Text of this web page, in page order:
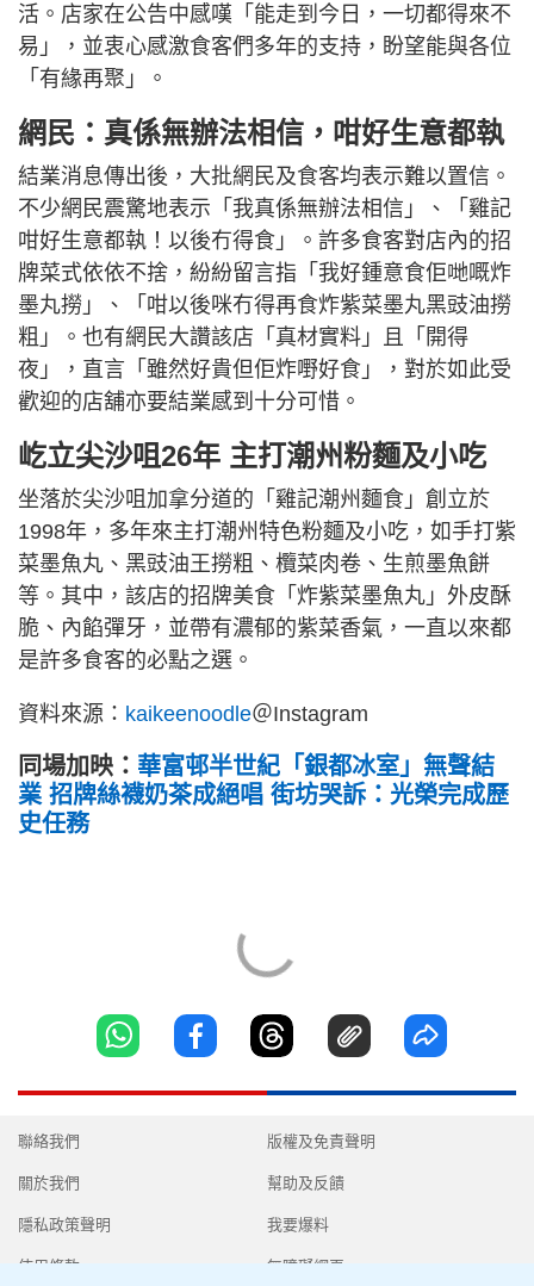
活。店家在公告中感嘆「能走到今日，一切都得來不
易」，並衷心感激食客們多年的支持，盼望能與各位
「有緣再聚」。
網民：真係無辦法相信，咁好生意都執
結業消息傳出後，大批網民及食客均表示難以置信。
不少網民震驚地表示「我真係無辦法相信」、「雞記
咁好生意都執！以後冇得食」。許多食客對店內的招
牌菜式依依不捨，紛紛留言指「我好鍾意食佢哋嘅炸
墨丸撈」、「咁以後咪冇得再食炸紫菜墨丸黑豉油撈
粗」。也有網民大讚該店「真材實料」且「開得
夜」，直言「雖然好貴但佢炸嘢好食」，對於如此受
歡迎的店舖亦要結業感到十分可惜。
屹立尖沙咀26年 主打潮州粉麵及小吃
坐落於尖沙咀加拿分道的「雞記潮州麵食」創立於
1998年，多年來主打潮州特色粉麵及小吃，如手打紫
菜墨魚丸、黑豉油王撈粗、欖菜肉卷、生煎墨魚餅
等。其中，該店的招牌美食「炸紫菜墨魚丸」外皮酥
脆、內餡彈牙，並帶有濃郁的紫菜香氣，一直以來都
是許多食客的必點之選。
資料來源： kaikeenoodle＠Instagram
同場加映： 華富邨半世紀「銀都冰室」無聲結
業 招牌絲襪奶茶成絕唱 街坊哭訴：光榮完成歷
史任務
聯絡我們
關於我們
隱私政策聲明
使用條款
版權及免責聲明
幫助及反饋
我要爆料
無障礙網頁